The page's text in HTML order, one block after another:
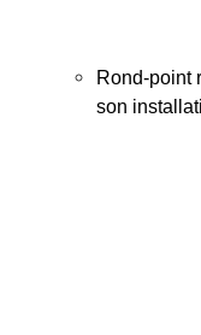
Rond-point
son